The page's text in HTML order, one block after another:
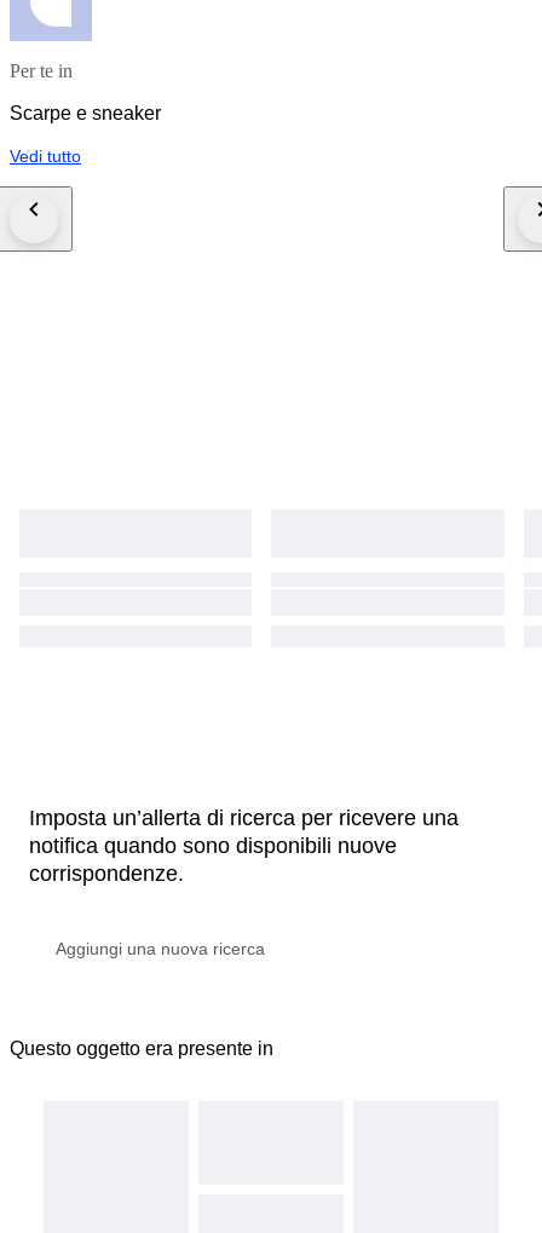
Per te in
Scarpe e sneaker
Vedi tutto
Imposta un’allerta di ricerca per ricevere una
notifica quando sono disponibili nuove
corrispondenze.
Questo oggetto era presente in